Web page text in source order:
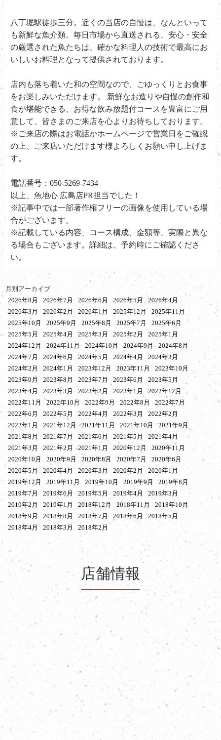
八丁堀駅徒歩三分。近くの当店の自慢は、なんといって
も新鮮な魚介類。毎日市場から直送される、安心・安全
の厳選された魚たちは、確かな料理人の技術で最高にお
いしいお料理となって提供されております。
店内も落ち着いた和の空間なので、ごゆっくりとお食事
をお楽しみいただけます。 新鮮なお造りや自慢の創作和
食が堪能できる、お得な飲み放題付コースを豊富にご用
意して、皆さまのご来店を心よりお待ちしております。
※ご来店の際はお電話かホームページで営業日をご確認
の上、ご来店いただけます様よろしくお願い申し上げま
す。
電話番号：050-5269-7434
以上、魚地心 広島店PR担当でした！
※記事中では一部著作権フリーの画像を使用している場
合がございます。
※記載している内容、コース構成、金額等、実際と異な
る場合もございます。詳細は、予約時にご確認くださ
い。
月別アーカイブ
2026年8月
2026年7月 2026年6月 2026年5月
2026年4月
2026年3月
2026年2月 2026年1月 2025年12月
2025年11月
2025年10月
2025年9月 2025年8月 2025年7月
2025年6月
2025年5月
2025年4月 2025年3月 2025年2月
2025年1月
2024年12月
2024年11月 2024年10月 2024年9月
2024年8月
2024年7月
2024年6月 2024年5月 2024年4月
2024年3月
2024年2月
2024年1月 2023年12月 2023年11月
2023年10月
2023年9月
2023年8月 2023年7月 2023年6月
2023年5月
2023年4月
2023年3月 2023年2月 2023年1月
2022年12月
2022年11月
2022年10月 2022年9月 2022年8月
2022年7月
2022年6月
2022年5月 2022年4月 2022年3月
2022年2月
2022年1月
2021年12月 2021年11月 2021年10月
2021年9月
2021年8月
2021年7月 2021年6月 2021年5月
2021年4月
2021年3月
2021年2月 2021年1月 2020年12月
2020年11月
2020年10月
2020年9月 2020年8月 2020年7月
2020年6月
2020年5月
2020年4月 2020年3月 2020年2月
2020年1月
2019年12月
2019年11月 2019年10月 2019年9月
2019年8月
2019年7月
2019年6月 2019年5月 2019年4月
2019年3月
2019年2月
2019年1月 2018年12月 2018年11月
2018年10月
2018年9月
2018年8月 2018年7月 2018年6月
2018年5月
2018年4月
2018年3月 2018年2月
店舗情報